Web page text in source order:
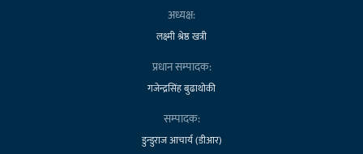
अध्यक्ष:
लक्ष्मी श्रेष्ठ खत्री
प्रधान सम्पादक:
गजेन्द्रसिंह बुढाथोकी
सम्पादक:
डुन्डुराज आचार्य (डीआर)